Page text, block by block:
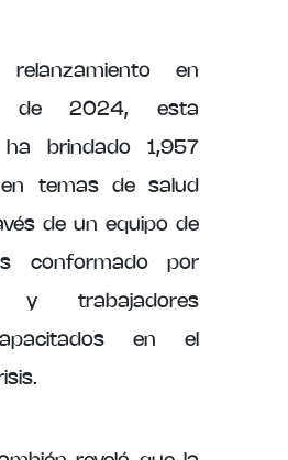
en
de 2024, esta
brindado 1,957
temas de salud
de un equipo de
conformado por
y trabajadores
en el